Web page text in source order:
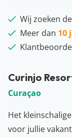
Curinjo
Curaçao
Het
voor jullie
Wij zoeken de
Meer dan 10